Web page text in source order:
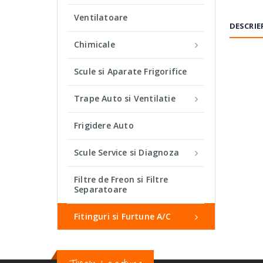
Ventilatoare
Chimicale
Scule si Aparate Frigorifice
Trape Auto si Ventilatie
Frigidere Auto
Scule Service si Diagnoza
Filtre de Freon si Filtre
Separatoare
Fitinguri si Furtune A/C